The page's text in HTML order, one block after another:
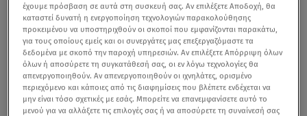
έχουμε πρόσβαση σε αυτά στη συσκευή σας. Αν επιλέξετε Αποδοχή, θα
καταστεί δυνατή η ενεργοποίηση τεχνολογιών παρακολούθησης
προκειμένου να υποστηριχθούν οι σκοποί που εμφανίζονται παρακάτω,
για τους οποίους εμείς και οι συνεργάτες μας επεξεργαζόμαστε τα
δεδομένα με σκοπό την παροχή υπηρεσιών. Αν επιλέξετε Απόρριψη όλων
όλων ή αποσύρετε τη συγκατάθεσή σας, οι εν λόγω τεχνολογίες θα
απενεργοποιηθούν. Αν απενεργοποιηθούν οι ιχνηλάτες, ορισμένο
περιεχόμενο και κάποιες από τις διαφημίσεις που βλέπετε ενδέχεται να
μην είναι τόσο σχετικές με εσάς. Μπορείτε να επανεμφανίσετε αυτό το
μενού για να αλλάξετε τις επιλογές σας ή να αποσύρετε τη συναίνεσή σας